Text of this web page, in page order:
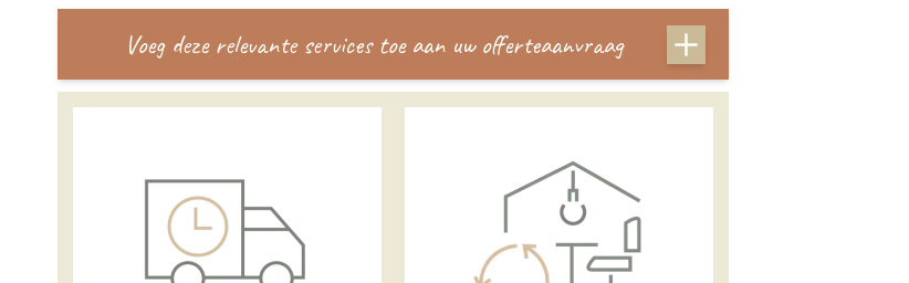
Voeg deze relevante services toe aan uw offerteaanvraag